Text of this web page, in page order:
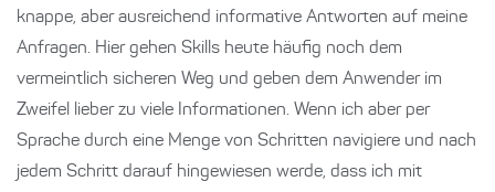
knappe, aber ausreichend informative Antworten auf meine
Anfragen. Hier gehen Skills heute häufig noch dem
vermeintlich sicheren Weg und geben dem Anwender im
Zweifel lieber zu viele Informationen. Wenn ich aber per
Sprache durch eine Menge von Schritten navigiere und nach
jedem Schritt darauf hingewiesen werde, dass ich mit